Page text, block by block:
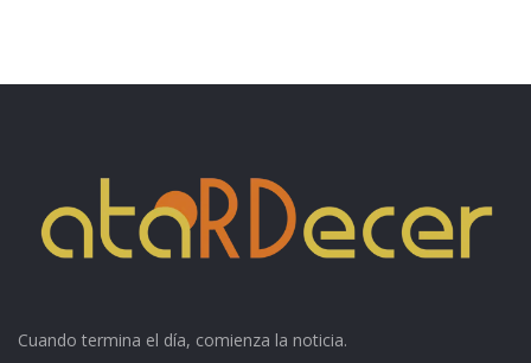
Cuando termina el día, comienza la noticia.